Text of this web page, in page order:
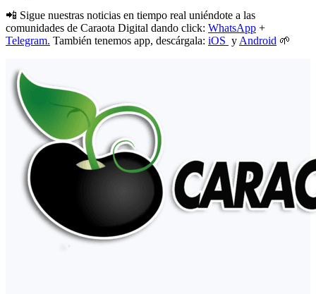
📲 Sigue nuestras noticias en tiempo real uniéndote a las
comunidades de Caraota Digital dando click: WhatsApp +
Telegram. También tenemos app, descárgala: iOS y Android 🌱